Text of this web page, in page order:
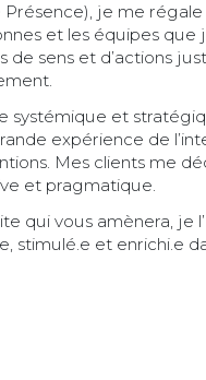
Présence), je me
et les équipes que
de sens et d’actions
systémique et
expérience de
Mes clients me
et pragmatique.
qui vous amènera, je
stimulé.e et enrichi.e